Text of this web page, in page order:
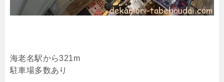
海老名駅から321m
駐車場多数あり